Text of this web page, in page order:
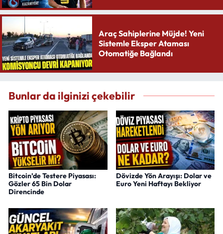
Araç Sahiplerine Müjde! Yeni
Sistemle Eksper Ataması
Otomatiğe Bağlandı
Bunlar da ilginizi çekebilir
Bitcoin’de Testere Piyasası:
Gözler 65 Bin Dolar
Direncinde
Dövizde Yön Arayışı: Dolar ve
Euro Yeni Haftayı Bekliyor